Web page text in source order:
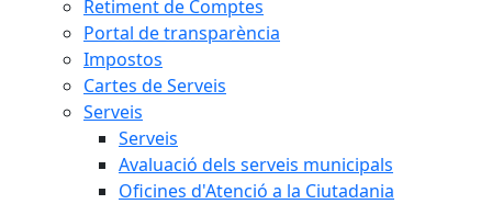
Retiment de Comptes
Portal de transparència
Impostos
Cartes de Serveis
Serveis
Serveis
Avaluació dels serveis municipals
Oficines d'Atenció a la Ciutadania